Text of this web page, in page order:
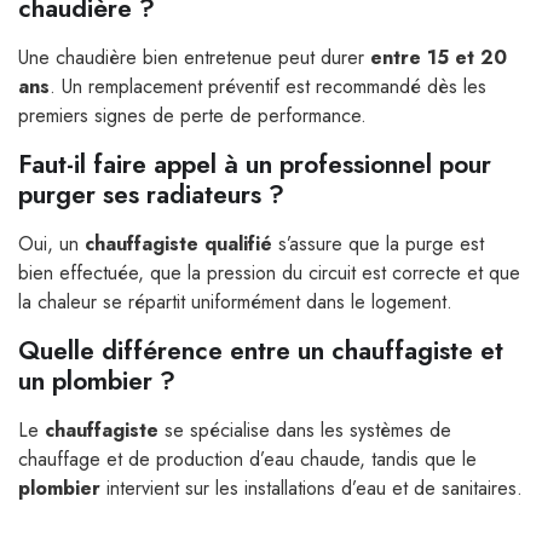
chaudière ?
Une chaudière bien entretenue peut durer entre 15 et 20
ans. Un remplacement préventif est recommandé dès les
premiers signes de perte de performance.
Faut-il faire appel à un professionnel pour
purger ses radiateurs ?
Oui, un chauffagiste qualifié s’assure que la purge est
bien effectuée, que la pression du circuit est correcte et que
la chaleur se répartit uniformément dans le logement.
Quelle différence entre un chauffagiste et
un plombier ?
Le chauffagiste se spécialise dans les systèmes de
chauffage et de production d’eau chaude, tandis que le
plombier intervient sur les installations d’eau et de sanitaires.